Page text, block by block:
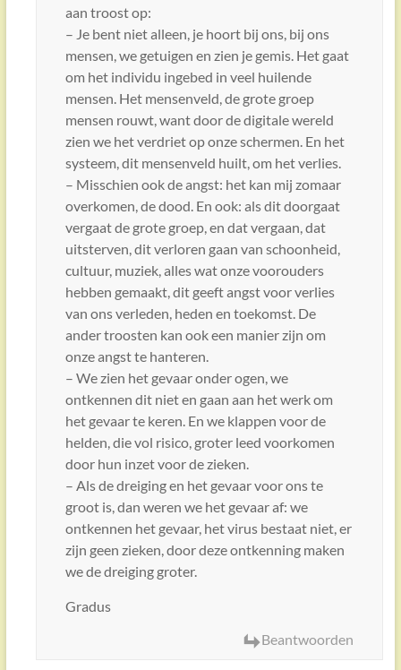
aan troost op:
– Je bent niet alleen, je hoort bij ons, bij ons
mensen, we getuigen en zien je gemis. Het gaat
om het individu ingebed in veel huilende
mensen. Het mensenveld, de grote groep
mensen rouwt, want door de digitale wereld
zien we het verdriet op onze schermen. En het
systeem, dit mensenveld huilt, om het verlies.
– Misschien ook de angst: het kan mij zomaar
overkomen, de dood. En ook: als dit doorgaat
vergaat de grote groep, en dat vergaan, dat
uitsterven, dit verloren gaan van schoonheid,
cultuur, muziek, alles wat onze voorouders
hebben gemaakt, dit geeft angst voor verlies
van ons verleden, heden en toekomst. De
ander troosten kan ook een manier zijn om
onze angst te hanteren.
– We zien het gevaar onder ogen, we
ontkennen dit niet en gaan aan het werk om
het gevaar te keren. En we klappen voor de
helden, die vol risico, groter leed voorkomen
door hun inzet voor de zieken.
– Als de dreiging en het gevaar voor ons te
groot is, dan weren we het gevaar af: we
ontkennen het gevaar, het virus bestaat niet, er
zijn geen zieken, door deze ontkenning maken
we de dreiging groter.
Gradus
Beantwoorden